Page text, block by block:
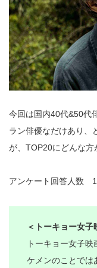
今回は国内40代&50代
ラン俳優なだけあり、
が、TOP20にどんな方
アンケート回答人数
＜トーキョー女子
トーキョー女子
ケメンのことでは